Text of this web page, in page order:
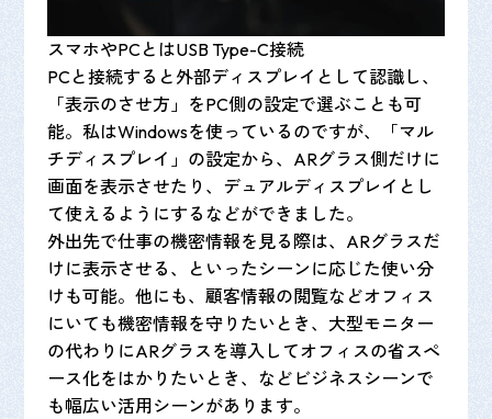
スマホやPCとはUSB Type-C接続
PCと接続すると外部ディスプレイとして認識し、
「表示のさせ方」をPC側の設定で選ぶことも可
能。私はWindowsを使っているのですが、「マル
チディスプレイ」の設定から、ARグラス側だけに
画面を表示させたり、デュアルディスプレイとし
て使えるようにするなどができました。
外出先で仕事の機密情報を見る際は、ARグラスだ
けに表示させる、といったシーンに応じた使い分
けも可能。他にも、顧客情報の閲覧などオフィス
にいても機密情報を守りたいとき、大型モニター
の代わりにARグラスを導入してオフィスの省スペ
ース化をはかりたいとき、などビジネスシーンで
も幅広い活用シーンがあります。